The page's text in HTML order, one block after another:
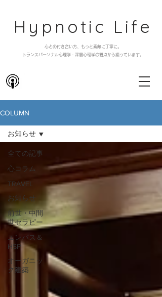
Hypnotic Life
心との付き合い方、もっと素敵に丁寧に。
​トランスパーソナル心理学・深層心理学の観点から綴っています。
COLUMN
全ての記事
心コラム
TRAVEL
お知らせ
前世・中間
世セラピー
エンパス＆
HSP
オーガニッ
ク建築
お知らせ